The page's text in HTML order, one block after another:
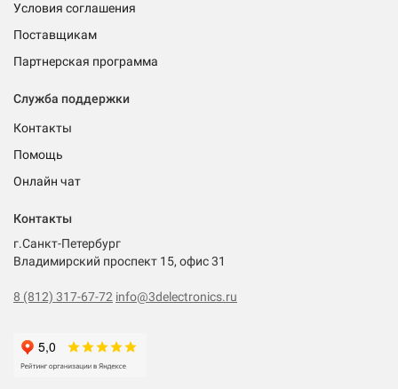
Условия соглашения
Поставщикам
Партнерская программа
Служба поддержки
Контакты
Помощь
Онлайн чат
Контакты
г.Санкт-Петербург
Владимирский проспект 15, офис 31
8 (812) 317-67-72 info@3delectronics.ru